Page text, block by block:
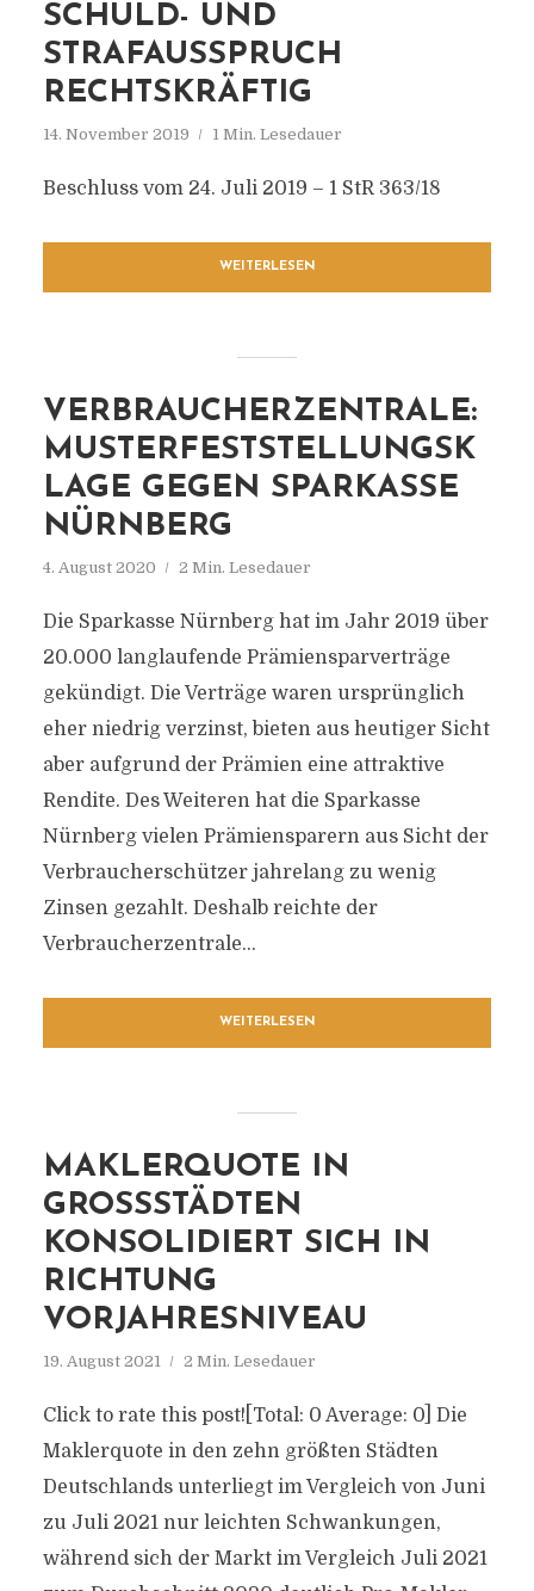
SCHULD- UND
STRAFAUSSPRUCH
RECHTSKRÄFTIG
14. November 2019 1 Min. Lesedauer
Beschluss vom 24. Juli 2019 – 1 StR 363/18
WEITERLESEN
VERBRAUCHERZENTRALE:
MUSTERFESTSTELLUNGSK
LAGE GEGEN SPARKASSE
NÜRNBERG
4. August 2020 2 Min. Lesedauer
Die Sparkasse Nürnberg hat im Jahr 2019 über
20.000 langlaufende Prämiensparverträge
gekündigt. Die Verträge waren ursprünglich
eher niedrig verzinst, bieten aus heutiger Sicht
aber aufgrund der Prämien eine attraktive
Rendite. Des Weiteren hat die Sparkasse
Nürnberg vielen Prämiensparern aus Sicht der
Verbraucherschützer jahrelang zu wenig
Zinsen gezahlt. Deshalb reichte der
Verbraucherzentrale...
WEITERLESEN
MAKLERQUOTE IN
GROSSSTÄDTEN K
ONSOLIDIERT SICH IN R
ICHTUNG V
ORJAHRESNIVEAU
19. August 2021 2 Min. Lesedauer
Click to rate this post![Total: 0 Average: 0] Die
Maklerquote in den zehn größten Städten
Deutschlands unterliegt im Vergleich von Juni
zu Juli 2021 nur leichten Schwankungen,
während sich der Markt im Vergleich Juli 2021